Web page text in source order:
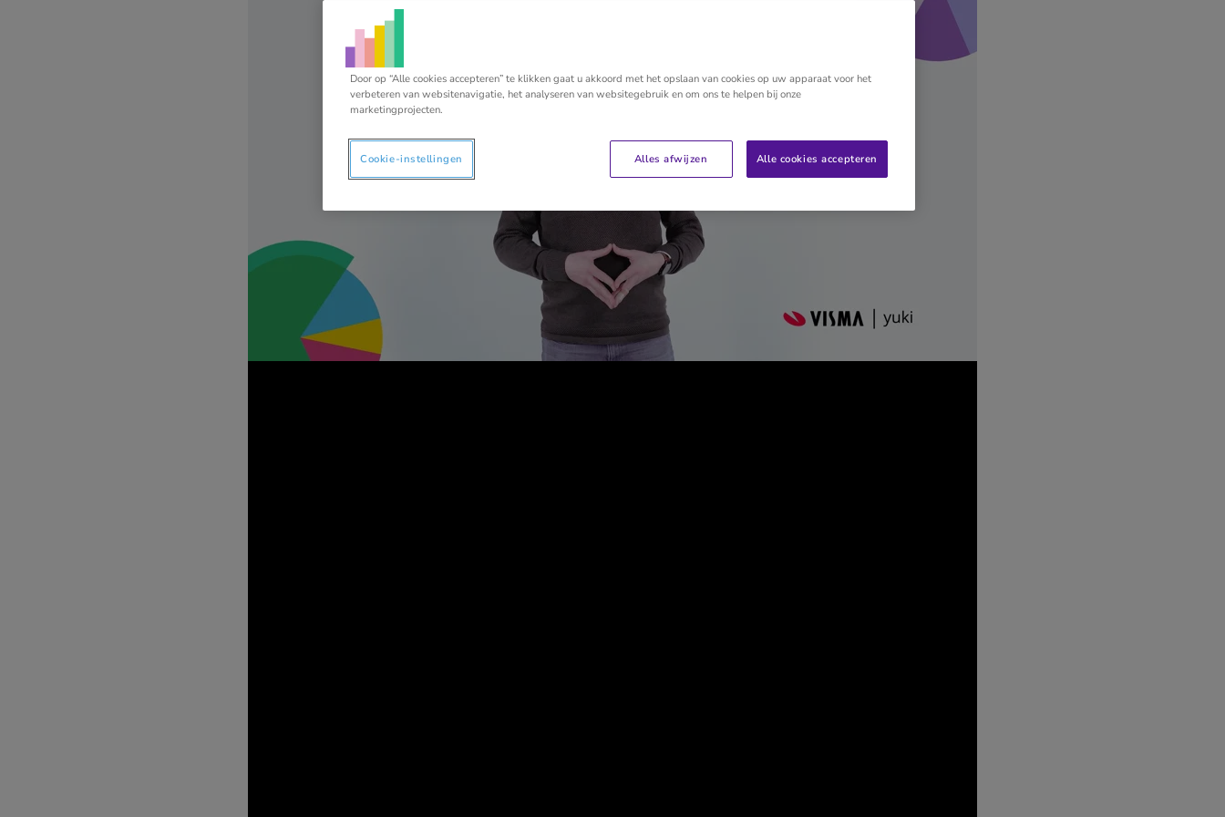
Door op “Alle cookies accepteren” te klikken gaat u akkoord met het opslaan van cookies op uw apparaat voor het
verbeteren van websitenavigatie, het analyseren van websitegebruik en om ons te helpen bij onze
marketingprojecten.
Alles afwijzen Alle cookies accepteren
Cookie-instellingen